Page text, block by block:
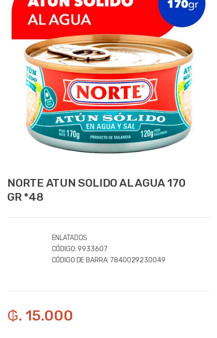
NORTE ATUN SOLIDO AL AGUA 170
GR *48
ENLATADOS
CÓDIGO:9933607
CÓDIGO DE BARRA: 7840029230049
₲. 15.000